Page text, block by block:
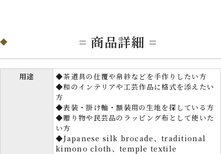
= 商品詳細 =
用途
◆茶道具の仕覆や帛紗などを手作りしたい方
◆和のインテリアや工芸作品に格式を添えたい
方
◆表装・掛け軸・額装用の生地を探している方
◆贈り物や民芸品のラッピング布として使いた
い方
◆Japanese silk brocade、traditional
kimono cloth、temple textile